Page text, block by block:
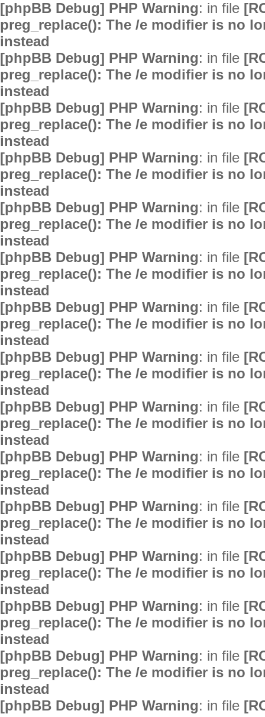
[phpBB Debug] PHP Warning: in file
preg_replace(): The /e modifier is no
instead
[phpBB Debug] PHP Warning: in file
preg_replace(): The /e modifier is no
instead
[phpBB Debug] PHP Warning: in file
preg_replace(): The /e modifier is no
instead
[phpBB Debug] PHP Warning: in file
preg_replace(): The /e modifier is no
instead
[phpBB Debug] PHP Warning: in file
preg_replace(): The /e modifier is no
instead
[phpBB Debug] PHP Warning: in file
preg_replace(): The /e modifier is no
instead
[phpBB Debug] PHP Warning: in file
preg_replace(): The /e modifier is no
instead
[phpBB Debug] PHP Warning: in file
preg_replace(): The /e modifier is no
instead
[phpBB Debug] PHP Warning: in file
preg_replace(): The /e modifier is no
instead
[phpBB Debug] PHP Warning: in file
preg_replace(): The /e modifier is no
instead
[phpBB Debug] PHP Warning: in file
preg_replace(): The /e modifier is no
instead
[phpBB Debug] PHP Warning: in file
preg_replace(): The /e modifier is no
instead
[phpBB Debug] PHP Warning: in file
preg_replace(): The /e modifier is no
instead
[phpBB Debug] PHP Warning: in file
preg_replace(): The /e modifier is no
instead
[phpBB Debug] PHP Warning: in file